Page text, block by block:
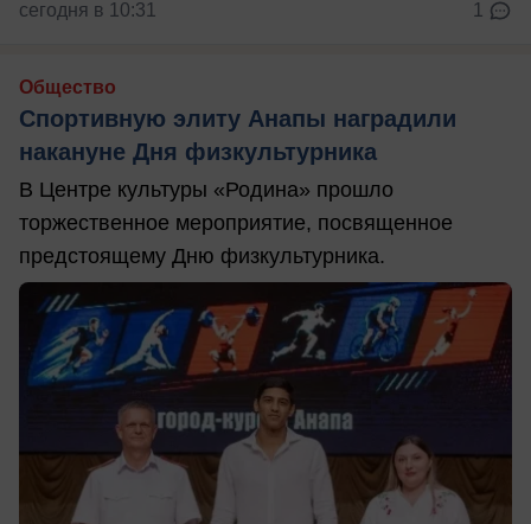
сегодня в 10:31 1
Общество
Спортивную элиту Анапы наградили
накануне Дня физкультурника
В Центре культуры «Родина» прошло
торжественное мероприятие, посвященное
предстоящему Дню физкультурника.